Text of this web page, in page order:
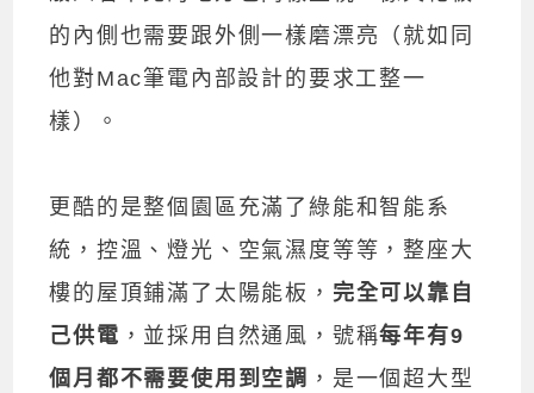
的內側也需要跟外側一樣磨漂亮（就如同
他對Mac筆電內部設計的要求工整一
樣）。
更酷的是整個園區充滿了綠能和智能系
統，控溫、燈光、空氣濕度等等，整座大
樓的屋頂鋪滿了太陽能板， 完全可以靠自
己供電 ，並採用自然通風，號稱每年有9
個月都不需要使用到空調 ，是一個超大型